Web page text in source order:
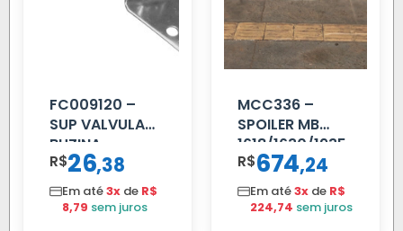
FC009120 –
SUP VALVULA
BUZINA
C/ALAVANCA
R$26,38
Em até3x de R$
8,79 sem juros
MCC336 –
SPOILER MB
1618/1630/1935
04 FAR
C/BIGOD
R$674,24
Em até3x de R$
224,74 sem juros